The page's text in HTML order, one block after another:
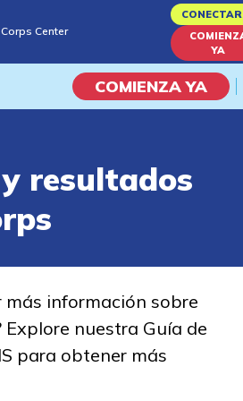
to
content
Center
YA
COMIENZA YA
El Campus
académicas
de
resultados
más información sobre
Explore nuestra Guía de
para obtener más